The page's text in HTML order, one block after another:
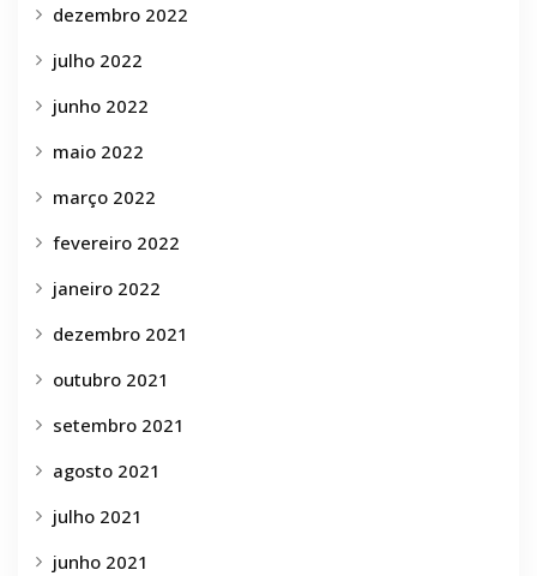
dezembro 2022
julho 2022
junho 2022
maio 2022
março 2022
fevereiro 2022
janeiro 2022
dezembro 2021
outubro 2021
setembro 2021
agosto 2021
julho 2021
junho 2021